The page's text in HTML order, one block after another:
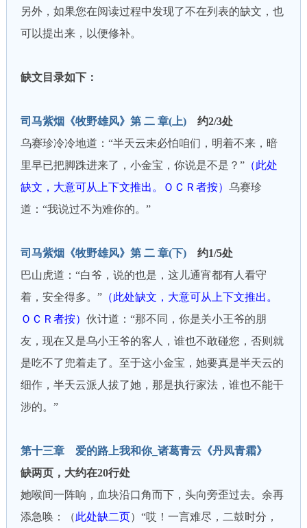
另外，如果您在阅读过程中发现了不在列表的缺文，也
可以提出来，以便修补。
缺文目录如下：
司马紫烟《牧野雄风》第 二 章(上)约2/3处
乌赛珍冷冷地道：“半天云未必怕咱们，明着不来，暗
里早已把脚跦进来了，小金宝，你说是不是？”（此处
缺文，大意可从上下文推出。ＯＣＲ者按） 乌赛珍
道：“我说过不为难你的。”
司马紫烟《牧野雄风》第 二 章(下)约1/5处
巴山虎道：“白爷，说的也是，这儿通宵都有人看守
着，安全得多。”（此处缺文，大意可从上下文推出。
ＯＣＲ者按） 伙计道：“那不同，你是关小王爷的朋
友，现在又是乌小王爷的客人，谁也不敢碰您，否则就
是吃不了兜着走了。至于这小金宝，她要真是半天云的
细作，半天云派人拔了她，那是执行家法，谁也不能干
涉的。”
第十三章 爱的路上我和你_诸葛青云《丹凤青霜》
缺两页，大约在20行处
她喉间一阵响，血块沿口角而下，头向旁歪过去。余再
添急唤：（此处缺二页）“哎！一言难尽，二鼓时分，